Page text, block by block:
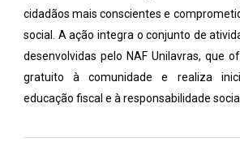
cidadãos mais conscientes e
social. A ação integra o conjunto de
desenvolvidas pelo NAF Unilavras, que
gratuito à comunidade e realiza
educação fiscal e à responsabilidade social.